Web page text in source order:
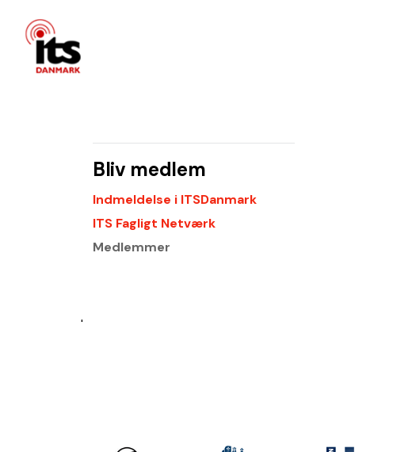
Bliv medlem
Indmeldelse i ITSDanmark
ITS Fagligt Netværk
Medlemmer
'